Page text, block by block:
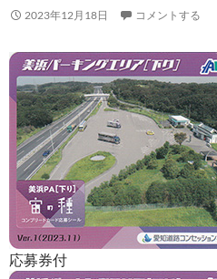
2023年12月18日 コメントする
応募券付